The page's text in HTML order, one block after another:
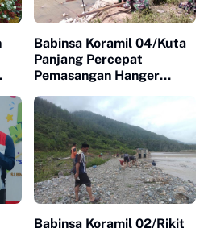
Babinsa Koramil 04/Kuta
Panjang Percepat
Pemasangan Hanger
Gantung Kejar Target
Cepat Selesai
Babinsa Koramil 02/Rikit